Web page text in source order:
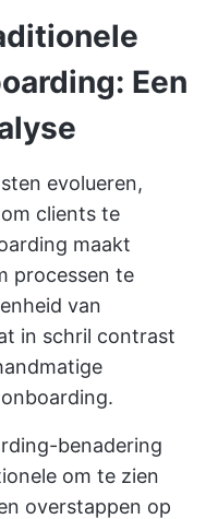
Een
evolueren,
clients te
maakt
processen te
van
in schril contrast
benadering
om te zien
overstappen op